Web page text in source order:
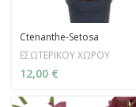
Ctenanthe-Setosa
ΕΣΩΤΕΡΙΚΟΥ ΧΩΡΟΥ
12,00 €